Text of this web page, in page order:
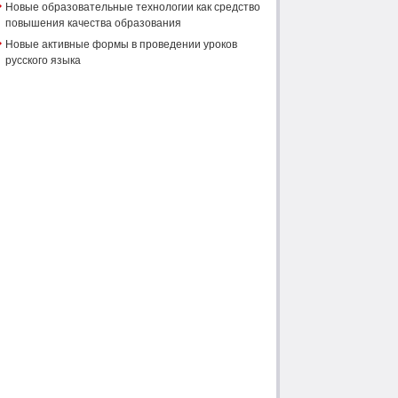
Новые образовательные технологии как средство
повышения качества образования
Новые активные формы в проведении уроков
русского языка